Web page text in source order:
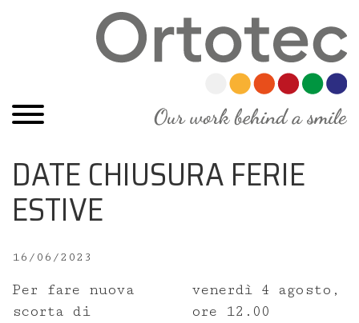
Home
Chi siamo
Staff Ortotec
DATE CHIUSURA FERIE
ESTIVE
16/06/2023
Per fare nuova
scorta di
venerdì 4 agosto,
ore 12.00